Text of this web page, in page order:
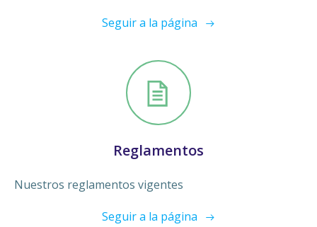
Seguir a la página
Reglamentos
Nuestros reglamentos vigentes
Seguir a la página